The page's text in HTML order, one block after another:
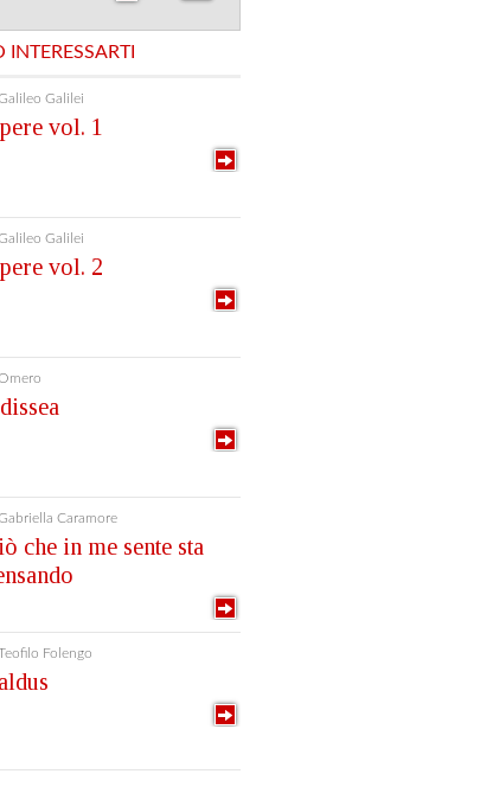
INTERESSARTI
Galilei
vol. 1
Galilei
vol. 2
Caramore
che in me sente sta
Folengo